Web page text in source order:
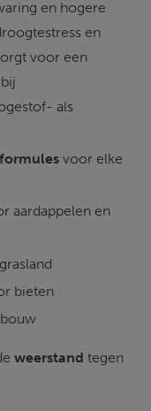
en hogere
en
voor een
als
voor elke
aardappelen en
bieten
weerstand tegen